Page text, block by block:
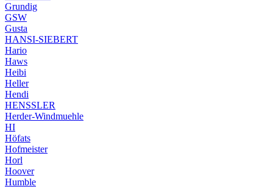
Grundig
GSW
Gusta
HANSI-SIEBERT
Hario
Haws
Heibi
Heller
Hendi
HENSSLER
Herder-Windmuehle
HI
Höfats
Hofmeister
Horl
Hoover
Humble